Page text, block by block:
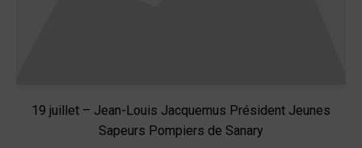
19 juillet – Jean-Louis Jacquemus Président Jeunes
Sapeurs Pompiers de Sanary